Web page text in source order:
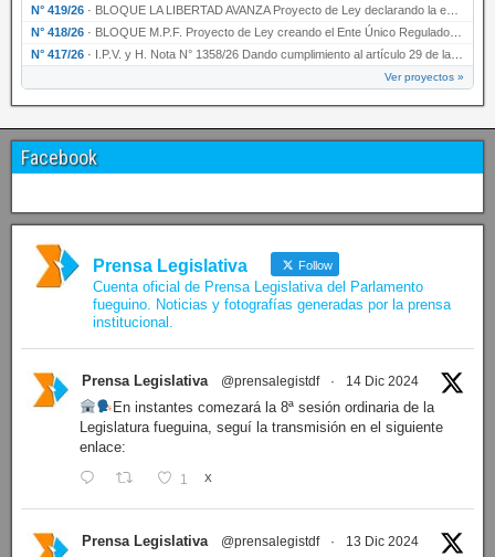
N° 419/26 · BLOQUE LA LIBERTAD AVANZA Proyecto de Ley declarando la esencialidad del servicio educativ…
N° 418/26 · BLOQUE M.P.F. Proyecto de Ley creando el Ente Único Regulador de servicios públicos de la …
N° 417/26 · I.P.V. y H. Nota N° 1358/26 Dando cumplimiento al artículo 29 de la Ley provincial N° 1399…
Ver proyectos »
Facebook
Prensa Legislativa Follow
Cuenta oficial de Prensa Legislativa del Parlamento
fueguino. Noticias y fotografías generadas por la prensa
institucional.
Prensa Legislativa @prensalegistdf · 14 Dic 2024
En instantes comezará la 8ª sesión ordinaria de la
Legislatura fueguina, seguí la transmisión en el siguiente
enlace:
1 X
Prensa Legislativa @prensalegistdf · 13 Dic 2024